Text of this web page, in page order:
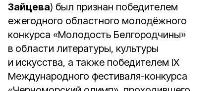
Зайцева) был признан победителем
ежегодного областного молодёжного
конкурса «Молодость Белгородчины»
в области литературы, культуры
и искусства, а также победителем IX
Международного фестиваля-конкурса